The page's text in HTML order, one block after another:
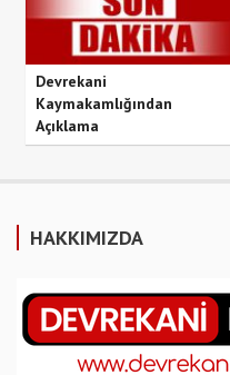
Devrekani
Kaymakamlığından
Açıklama
HAKKIMIZDA